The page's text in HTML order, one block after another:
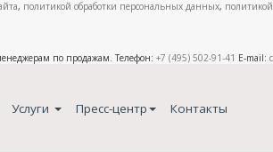
, политикой обработки персональных данных,
по продажам. Телефон: +7 (495) 502-91-41 E-mail:
Услуги Пресс-центр Контакты